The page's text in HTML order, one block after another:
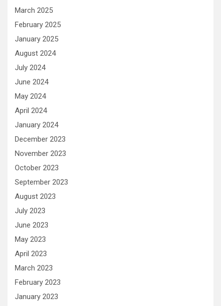
March 2025
February 2025
January 2025
August 2024
July 2024
June 2024
May 2024
April 2024
January 2024
December 2023
November 2023
October 2023
September 2023
August 2023
July 2023
June 2023
May 2023
April 2023
March 2023
February 2023
January 2023